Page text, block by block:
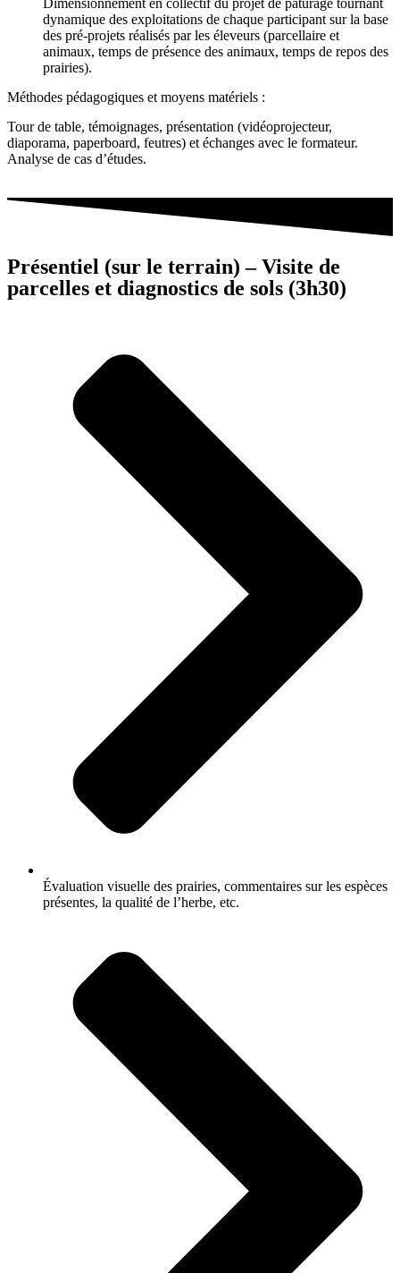
Dimensionnement en collectif du projet de pâturage tournant
dynamique des exploitations de chaque participant sur la base
des pré-projets réalisés par les éleveurs (parcellaire et
animaux, temps de présence des animaux, temps de repos des
prairies).
Méthodes pédagogiques et moyens matériels :
Tour de table, témoignages, présentation (vidéoprojecteur,
diaporama, paperboard, feutres) et échanges avec le formateur.
Analyse de cas d’études.
Présentiel (sur le terrain) – Visite de
parcelles et diagnostics de sols (3h30)
Évaluation visuelle des prairies, commentaires sur les espèces
présentes, la qualité de l’herbe, etc.